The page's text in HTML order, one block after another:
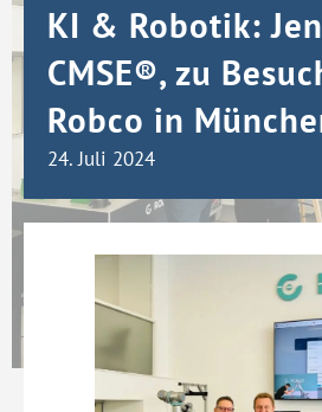
KI & Robotik:
CMSE®, zu
Robco in
24. Juli 2024